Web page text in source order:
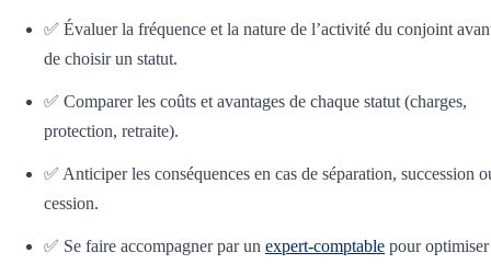
✅ Évaluer la fréquence et la nature de l’activité du conjoint
de choisir un statut.
✅ Comparer les coûts et avantages de chaque statut (charges,
protection, retraite).
✅ Anticiper les conséquences en cas de séparation, succession
cession.
✅ Se faire accompagner par un expert-comptable pour optimiser